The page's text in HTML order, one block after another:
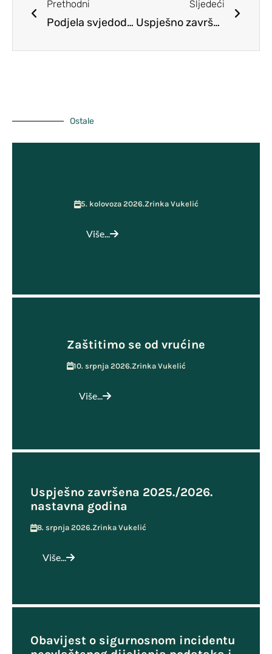
Školski tim za kvalitetu
Pristup informacijama
Prethodni
Podjela svjedodžbi
Sljedeći
Uspješno završena 2025./2026. nastavna godina
Ostale
5. kolovoza 2026.Zrinka Vukelić
Više...
Zaštitimo se od vrućine
10. srpnja 2026.Zrinka Vukelić
Više...
Uspješno završena 2025./2026.
nastavna godina
8. srpnja 2026.Zrinka Vukelić
Više...
Obavijest o sigurnosnom incidentu